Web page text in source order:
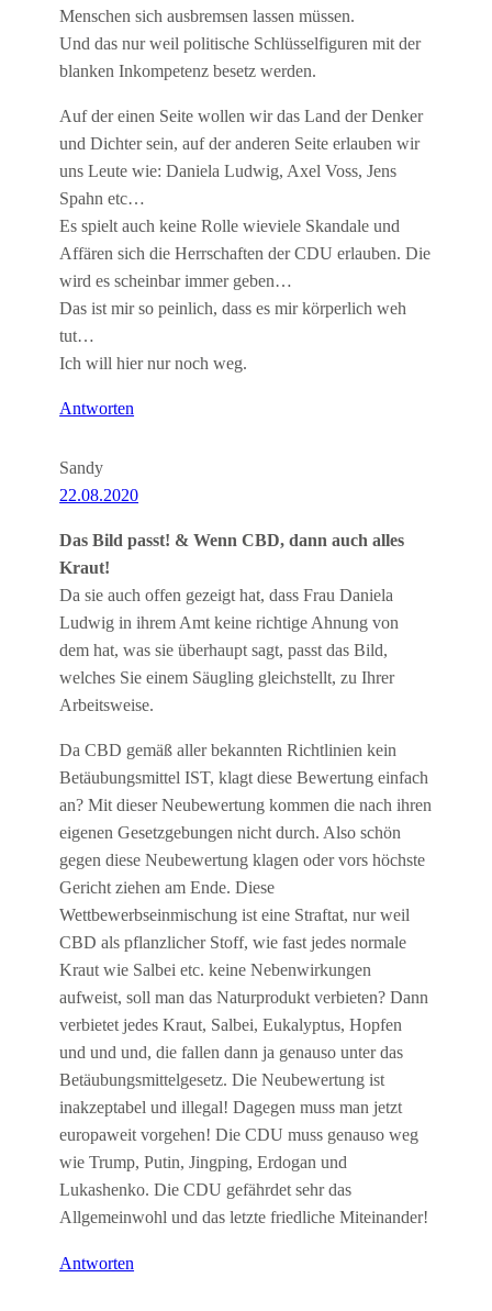
Menschen sich ausbremsen lassen müssen.
Und das nur weil politische Schlüsselfiguren mit der
blanken Inkompetenz besetz werden.
Auf der einen Seite wollen wir das Land der Denker
und Dichter sein, auf der anderen Seite erlauben wir
uns Leute wie: Daniela Ludwig, Axel Voss, Jens
Spahn etc…
Es spielt auch keine Rolle wieviele Skandale und
Affären sich die Herrschaften der CDU erlauben. Die
wird es scheinbar immer geben…
Das ist mir so peinlich, dass es mir körperlich weh
tut…
Ich will hier nur noch weg.
Antworten
Sandy
22.08.2020
Das Bild passt! & Wenn CBD, dann auch alles
Kraut!
Da sie auch offen gezeigt hat, dass Frau Daniela
Ludwig in ihrem Amt keine richtige Ahnung von
dem hat, was sie überhaupt sagt, passt das Bild,
welches Sie einem Säugling gleichstellt, zu Ihrer
Arbeitsweise.
Da CBD gemäß aller bekannten Richtlinien kein
Betäubungsmittel IST, klagt diese Bewertung einfach
an? Mit dieser Neubewertung kommen die nach ihren
eigenen Gesetzgebungen nicht durch. Also schön
gegen diese Neubewertung klagen oder vors höchste
Gericht ziehen am Ende. Diese
Wettbewerbseinmischung ist eine Straftat, nur weil
CBD als pflanzlicher Stoff, wie fast jedes normale
Kraut wie Salbei etc. keine Nebenwirkungen
aufweist, soll man das Naturprodukt verbieten? Dann
verbietet jedes Kraut, Salbei, Eukalyptus, Hopfen
und und und, die fallen dann ja genauso unter das
Betäubungsmittelgesetz. Die Neubewertung ist
inakzeptabel und illegal! Dagegen muss man jetzt
europaweit vorgehen! Die CDU muss genauso weg
wie Trump, Putin, Jingping, Erdogan und
Lukashenko. Die CDU gefährdet sehr das
Allgemeinwohl und das letzte friedliche Miteinander!
Antworten